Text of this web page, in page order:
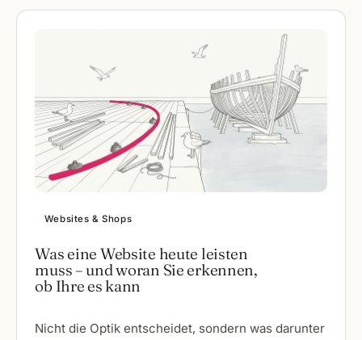
Websites & Shops
Was eine Website heute leisten
muss – und woran Sie erkennen,
ob Ihre es kann
Nicht die Optik entscheidet, sondern was darunter